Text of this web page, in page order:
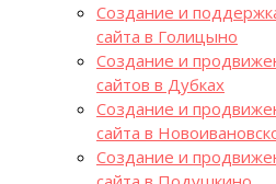
Создание и
сайта в Голицыно
Создание и
сайтов в Дубках
Создание и
сайта в
Создание и